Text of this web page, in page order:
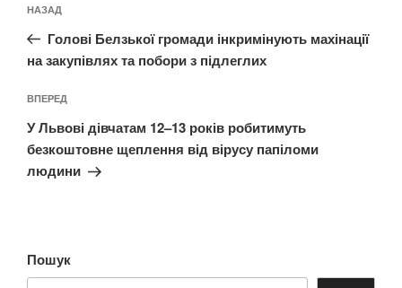
записів
Попередній
запис:
НАЗАД
Голові Белзької громади інкримінують махінації
на закупівлях та побори з підлеглих
Наступний
запис
ВПЕРЕД
У Львові дівчатам 12–13 років робитимуть
безкоштовне щеплення від вірусу папіломи
людини
Пошук